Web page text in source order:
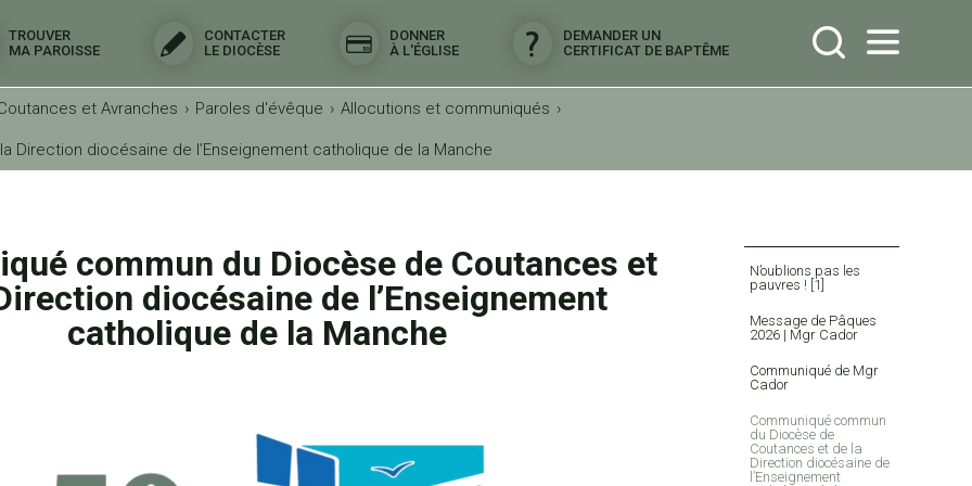
TROUVER
MA PAROISSE
CONTACTER
LE DIOCÈSE
DONNER
À L'ÉGLISE
DEMANDER UN
CERTIFICAT DE BAPTÊME
et Avranches › Paroles d'évêque › Allocutions et communiqués ›
diocésaine de l’Enseignement catholique de la Manche
N’oublions pas les
pauvres ! [1]
Message de Pâques
2026 | Mgr Cador
Communiqué de Mgr
Cador
Communiqué commun
du Diocèse de
Coutances et de la
Direction diocésaine de
l’Enseignement
commun du Diocèse de Coutances et
diocésaine de l’Enseignement
catholique de la Manche